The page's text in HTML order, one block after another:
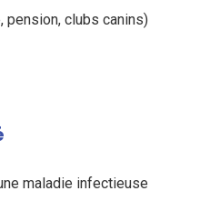
pension, clubs canins)
maladie infectieuse